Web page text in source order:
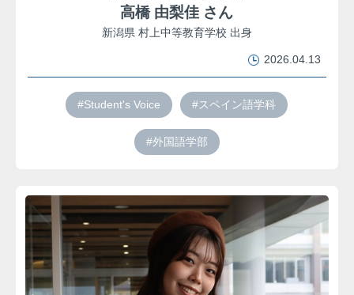
高橋 由梨佳 さん
新潟県 村上中等教育学校 出身
2026.04.13
#Student's Voice #スペイン語学科
#外国語学部